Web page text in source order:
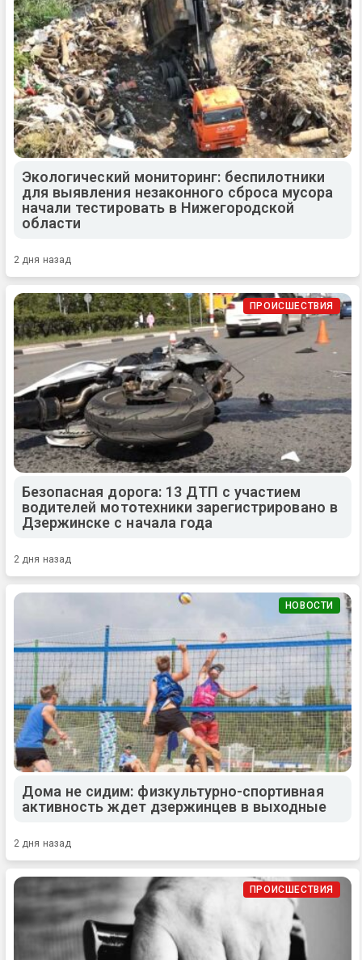
Экологический мониторинг: беспилотники
для выявления незаконного сброса мусора
начали тестировать в Нижегородской
области
2 дня назад
ПРОИСШЕСТВИЯ
Безопасная дорога: 13 ДТП с участием
водителей мототехники зарегистрировано в
Дзержинске с начала года
2 дня назад
НОВОСТИ
Дома не сидим: физкультурно-спортивная
активность ждет дзержинцев в выходные
2 дня назад
ПРОИСШЕСТВИЯ